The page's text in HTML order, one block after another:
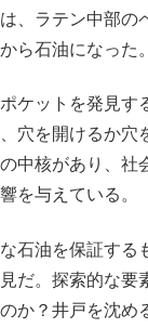
、ラテン中部の
ら石油になった。
ケットを発見す
穴を開けるか穴
中核があり、社
を与えている。
石油を保証する
だ。探索的な要
か？井戸を沈め